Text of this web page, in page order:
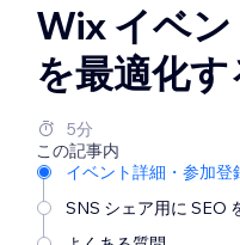
Wix イベ
を最適化す
5分
この記事内
イベント詳細・参加登
SNS シェア用に SEO